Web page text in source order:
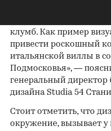
клумб. Как пример
привести роскошный
итальянской виллы в
Подмосковья», —
генеральный
дизайна Studia 54
Стоит отметить, что
окружение, вызывает у